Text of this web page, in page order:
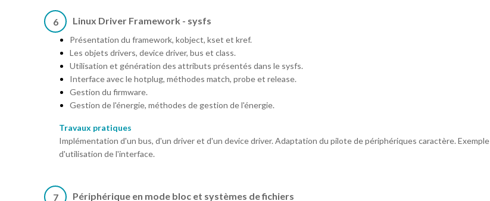
6 Linux Driver Framework - sysfs
Présentation du framework, kobject, kset et kref.
Les objets drivers, device driver, bus et class.
Utilisation et génération des attributs présentés dans le sysfs.
Interface avec le hotplug, méthodes match, probe et release.
Gestion du firmware.
Gestion de l'énergie, méthodes de gestion de l'énergie.
Travaux pratiques
Implémentation d'un bus, d'un driver et d'un device driver. Adaptation du pilote de périphériques caractère. Exemple
d'utilisation de l'interface.
7 Périphérique en mode bloc et systèmes de fichiers